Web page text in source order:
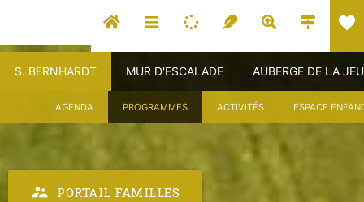
favorite
S. BERNHARDT MUR D'ESCALADE AUBERGE DE LA
AGENDA PROGRAMMES ACTIVITÉS ESPACE
supervisor_account PORTAIL FAMILLES